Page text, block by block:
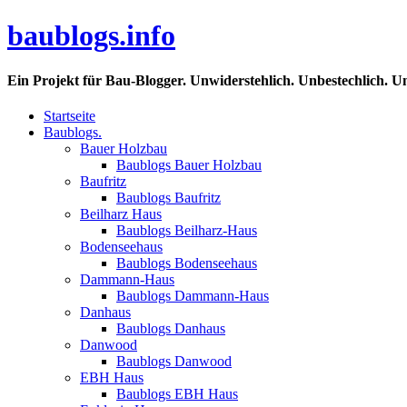
baublogs.info
Ein Projekt für Bau-Blogger. Unwiderstehlich. Unbestechlich.
Startseite
Baublogs.
Bauer Holzbau
Baublogs Bauer Holzbau
Baufritz
Baublogs Baufritz
Beilharz Haus
Baublogs Beilharz-Haus
Bodenseehaus
Baublogs Bodenseehaus
Dammann-Haus
Baublogs Dammann-Haus
Danhaus
Baublogs Danhaus
Danwood
Baublogs Danwood
EBH Haus
Baublogs EBH Haus